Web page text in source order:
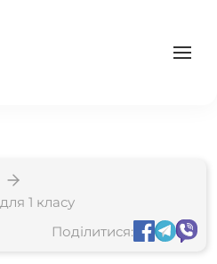
1 класу
Поділитися: